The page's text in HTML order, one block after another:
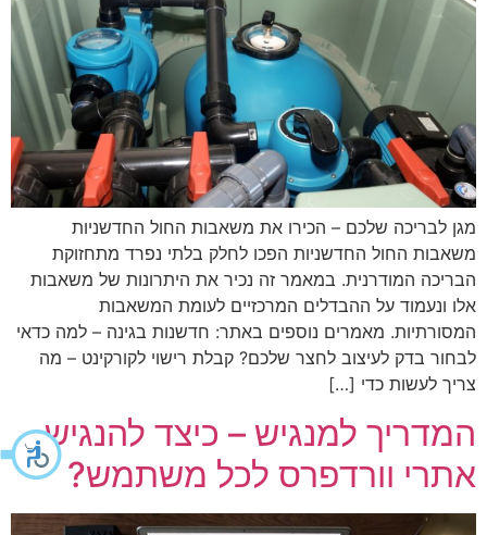
מגן לבריכה שלכם – הכירו את משאבות החול החדשניות
משאבות החול החדשניות הפכו לחלק בלתי נפרד מתחזוקת
הבריכה המודרנית. במאמר זה נכיר את היתרונות של משאבות
אלו ונעמוד על ההבדלים המרכזיים לעומת המשאבות
המסורתיות. מאמרים נוספים באתר: חדשנות בגינה – למה כדאי
לבחור בדק לעיצוב לחצר שלכם? קבלת רישוי לקורקינט – מה
צריך לעשות כדי […]
המדריך למנגיש – כיצד להנגיש
אתרי וורדפרס לכל משתמש?